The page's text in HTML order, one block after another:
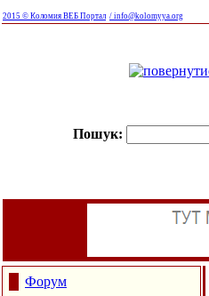
2015 © Коломия ВЕБ Портал / info@kolomyya.org
Пошук:
Форум